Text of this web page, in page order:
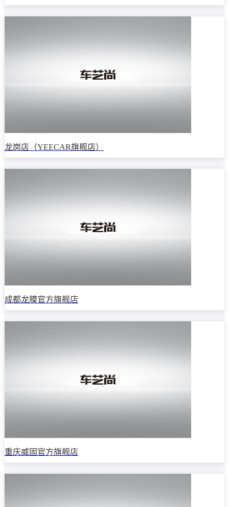
龙岗店（YEECAR旗舰店）
成都龙膜官方旗舰店
重庆威固官方旗舰店